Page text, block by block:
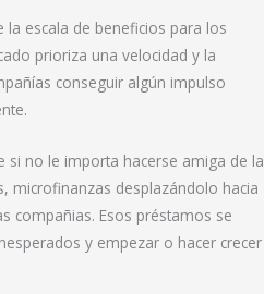
escala de beneficios para los
prioriza una velocidad y la
conseguir algún impulso
si no le importa hacerse amiga de la
microfinanzas desplazándolo hacia
compañias. Esos préstamos se
y empezar o hacer crecer